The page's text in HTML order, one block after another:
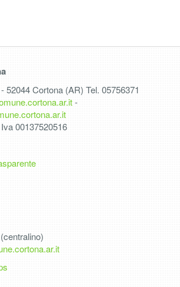
52044 Cortona (AR) Tel. 05756371
-
00137520516